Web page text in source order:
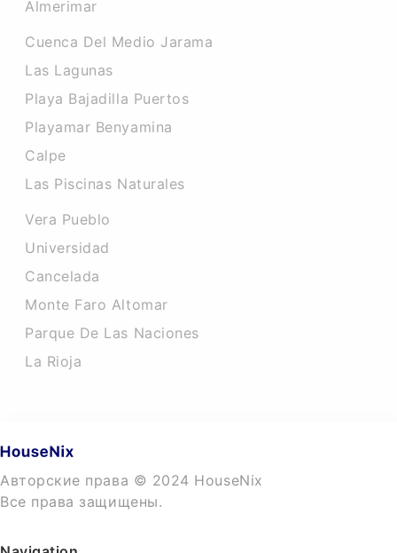
Almerimar
Cuenca Del Medio Jarama
Las Lagunas
Playa Bajadilla Puertos
Playamar Benyamina
Calpe
Las Piscinas Naturales
Vera Pueblo
Universidad
Cancelada
Monte Faro Altomar
Parque De Las Naciones
La Rioja
Авторские права © 2024 HouseNix
Все права защищены.